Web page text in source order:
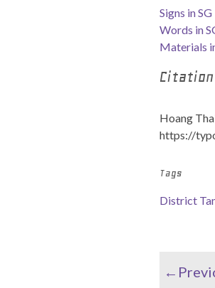
Signs in SG
Words in
Materials
Citation
Hoang
https://
Tags
District